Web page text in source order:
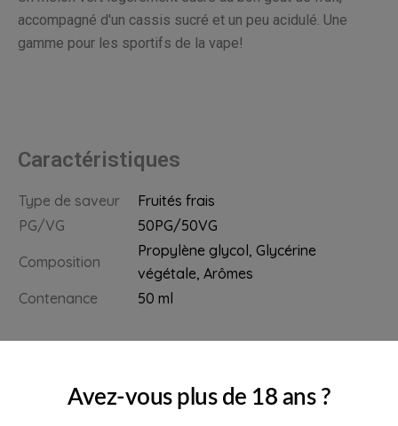
Avez-vous plus de 18 ans ?
accompagné d'un cassis sucré et un peu acidulé. Une
gamme pour les sportifs de la vape!
Caractéristiques
Type de saveur
Fruités frais
PG/VG
50PG/50VG
Composition
Propylène glycol, Glycérine
végétale, Arômes
Contenance
50 ml